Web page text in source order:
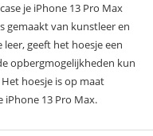
je iPhone 13 Pro Max
gemaakt van kunstleer en
geeft het hoesje een
opbergmogelijkheden kun
hoesje is op maat
13 Pro Max.